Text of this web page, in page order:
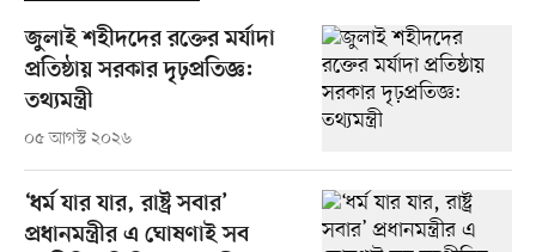
জুলাই শহীদদের রক্তের মর্যাদা
প্রতিষ্ঠায় সরকার দৃঢ়প্রতিজ্ঞ:
তথ্যমন্ত্রী
০৫ আগস্ট ২০২৬
‘ধর্ম যার যার, রাষ্ট্র সবার’
প্রধানমন্ত্রীর এ ঘোষণাই সব